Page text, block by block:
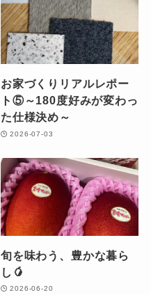
お家づくりリアルレポー
ト⑤～180度好みが変わっ
た仕様決め～
2026-07-03
旬を味わう、豊かな暮ら
し🥭
2026-06-20